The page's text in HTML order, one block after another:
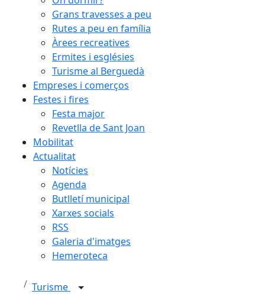
Grans travesses a peu
Rutes a peu en família
Àrees recreatives
Ermites i esglésies
Turisme al Berguedà
Empreses i comerços
Festes i fires
Festa major
Revetlla de Sant Joan
Mobilitat
Actualitat
Notícies
Agenda
Butlletí municipal
Xarxes socials
RSS
Galeria d'imatges
Hemeroteca
Turisme